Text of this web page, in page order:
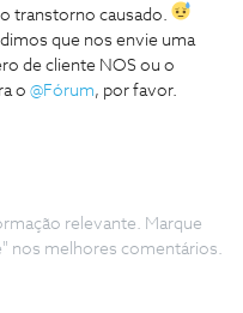
transtorno causado.
que nos envie uma
de cliente NOS ou o
o @Fórum, por favor.
relevante. Marque
nos melhores comentários.